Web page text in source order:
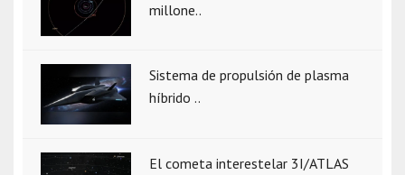
millone..
Sistema de propulsión de plasma
híbrido ..
El cometa interestelar 3I/ATLAS